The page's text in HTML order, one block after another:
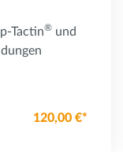
Tactin® und
120,00 €*